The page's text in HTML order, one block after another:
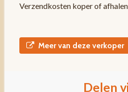
Verzendkosten koper of afhalen
Meer van deze verkoper
Delen